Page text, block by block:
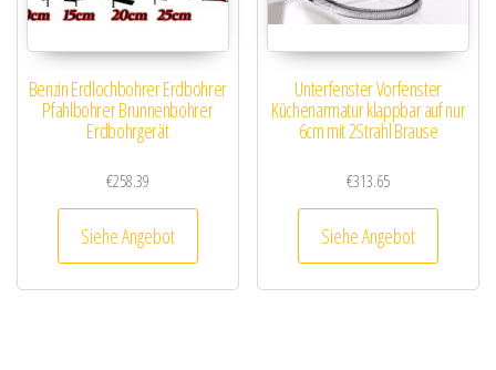
Benzin Erdlochbohrer Erdbohrer
Pfahlbohrer Brunnenbohrer
Erdbohrgerät
€258.39
Siehe Angebot
Unterfenster Vorfenster
Küchenarmatur klappbar auf nur
6cm mit 2Strahl Brause
€313.65
Siehe Angebot